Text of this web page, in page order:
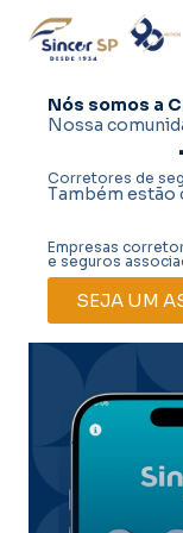
Nós somos a
Nossa
Corretores de
Também estão
Empresas
e seguros
SEJA UM